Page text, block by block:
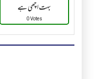
بہت اچھی ہے
0 Votes